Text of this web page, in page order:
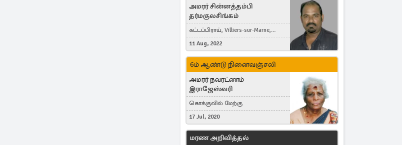
அமரர் சின்னத்தம்பி
தர்மகுலசிங்கம்
கட்டப்பிராய், Villiers-sur-Marne,
France
11 Aug, 2022
6ம் ஆண்டு நினைவஞ்சலி
அமரர் நவரட்ணம்
இராஜேஸ்வரி
கொக்குவில் மேற்கு
17 Jul, 2020
மரண அறிவித்தல்